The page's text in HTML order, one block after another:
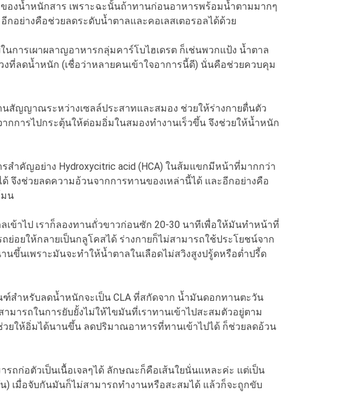
น้ำหนักสาร เพราะฉะนั้นถ้าทานก่อนอาหารพร้อมน้ำตามมากๆ
อย่างคือช่วยลดระดับน้ำตาลและคอเลสเตอรอลได้ด้วย
รเผาผลาญอาหารกลุ่มคาร์โบไฮเดรต ก็เช่นพวกแป้ง น้ำตาล
ที่ลดน้ำหนัก (เชื่อว่าหลายคนเข้าใจอาการนี้ดี) นั่นคือช่วยควบคุม
ญญาณระหว่างเซลล์ประสาทและสมอง ช่วยให้ร่างกายตื่นตัว
การไปกระตุ้นให้ต่อมอิ่มในสมองทำงานเร็วขึ้น จึงช่วยให้น้ำหนัก
คัญอย่าง Hydroxycitric acid (HCA) ในส้มแขกมีหน้าที่มากกว่า
จึงช่วยลดความอ้วนจากการทานของเหล่านี้ได้ และอีกอย่างคือ
มน
ไป เราก็ลองทานถั่วขาวก่อนซัก 20-30 นาทีเพื่อให้มันทำหน้าที่
ย่อยให้กลายเป็นกลูโคสได้ ร่างกายก็ไม่สามารถใช้ประโยชน์จาก
ขึ้นเพราะมันจะทำให้น้ำตาลในเลือดไม่สวิงสูงปรู้ดหรือต่ำปรี้ด
หรับลดน้ำหนักจะเป็น CLA ที่สกัดจาก น้ำมันดอกทานตะวัน
ารถในการยับยั้งไม่ให้ไขมันที่เราทานเข้าไปสะสมตัวอยู่ตาม
ให้อิ่มได้นานขึ้น ลดปริมาณอาหารที่ทานเข้าไปได้ ก็ช่วยลดอ้วน
ก่อตัวเป็นเนื้อเจลๆได้ ลักษณะก็คือเส้นใยนั่นแหละค่ะ แต่เป็น
เมื่อจับกันมันก็ไม่สามารถทำงานหรือสะสมได้ แล้วก็จะถูกขับ